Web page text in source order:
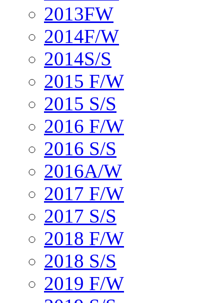
2013FW
2014F/W
2014S/S
2015 F/W
2015 S/S
2016 F/W
2016 S/S
2016A/W
2017 F/W
2017 S/S
2018 F/W
2018 S/S
2019 F/W